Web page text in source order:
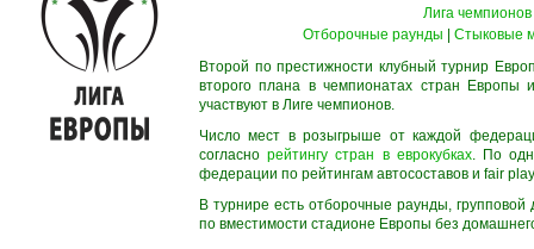
Лига чемпионов
Отборочные раунды
Стыковые
Второй по престижности клубный турнир
второго плана в чемпионатах стран Европы
участвуют в Лиге чемпионов.
Число мест в розыгрыше от каждой
согласнорейтингу стран в еврокубках. По
федерации по рейтингам автосоставов и fair
В турнире есть отборочные раунды,
по вместимости стадионе Европы без